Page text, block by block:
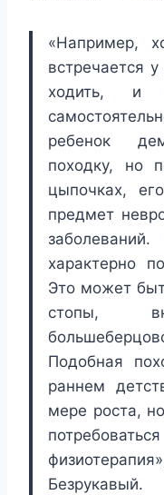
«Например,
встречается
ходить, и
ребенок
походку, но
цыпочках,
предмет
характерно
Это может
стопы,
Подобная
раннем
мере роста,
Безрукавый.